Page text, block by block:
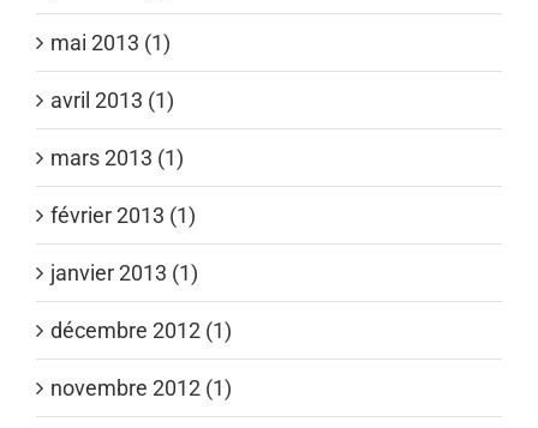
mai 2013 (1)
avril 2013 (1)
mars 2013 (1)
février 2013 (1)
janvier 2013 (1)
décembre 2012 (1)
novembre 2012 (1)